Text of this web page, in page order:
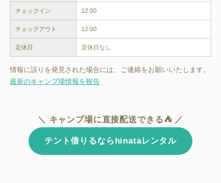
チェックイン 12:00
チェックアウト 12:00
定休日 定休日なし
情報に誤りを発見された場合には、ご連絡をお願いいたします。
最新のキャンプ場情報を報告
＼ キャンプ場に直接配送できる⛺ ／
テント借りるならhinataレンタル